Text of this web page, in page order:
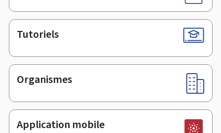
Tutoriels
Organismes
Application mobile